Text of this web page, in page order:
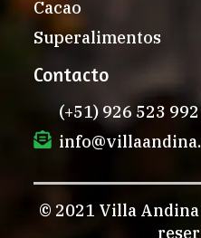
Productos
Frutos Secos
Granos Andinos
Cacao
Superalimentos
(+51) 926 523 992